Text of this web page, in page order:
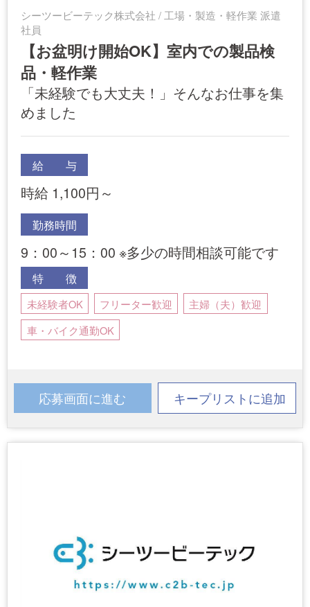
シーツービーテック株式会社 / 工場・製造・軽作業 派遣
社員
【お盆明け開始OK】室内での製品検
品・軽作業
「未経験でも大丈夫！」そんなお仕事を集
めました
給 与
時給 1,100円～
勤務時間
9：00～15：00 ※多少の時間相談可能です
特 徴
未経験者OK フリーター歓迎
主婦（夫）歓迎
車・バイク通勤OK
応募画面に進む キープリストに追加